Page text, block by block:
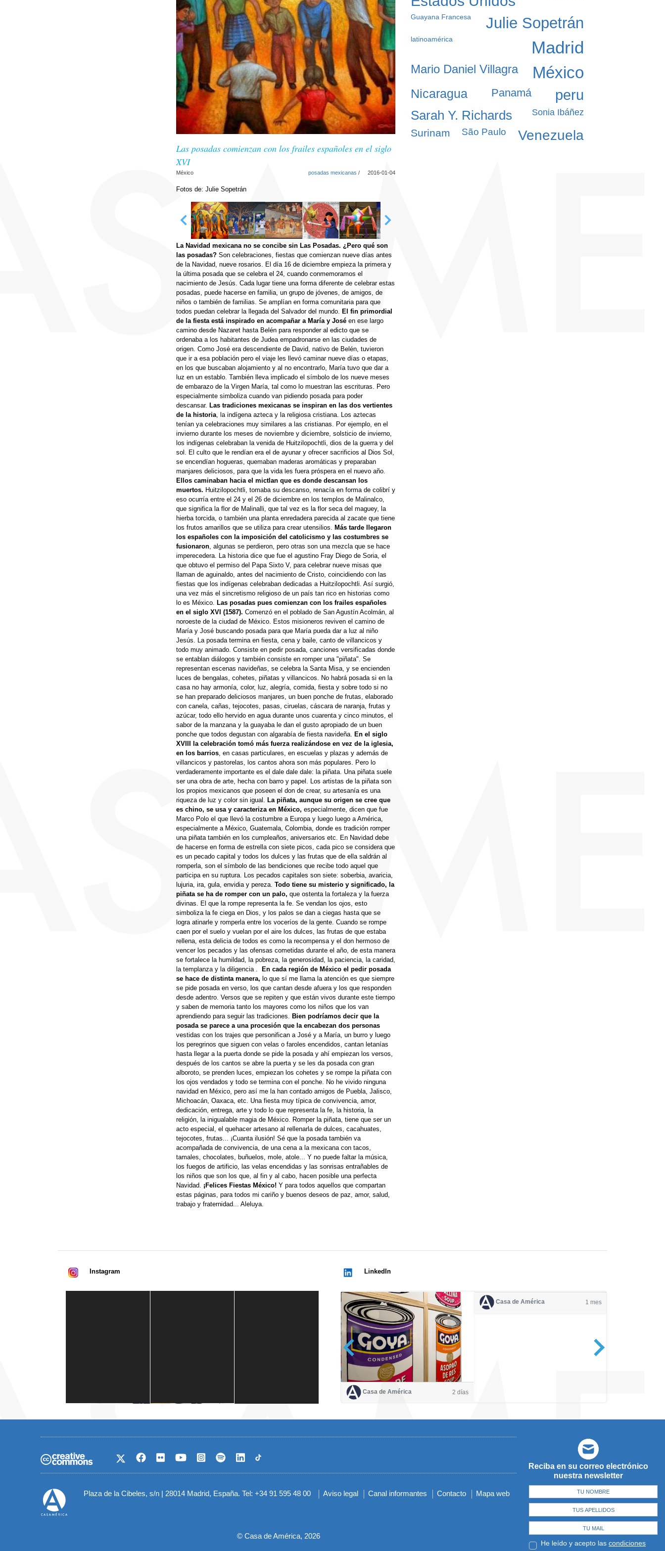
Las posadas comienzan con los frailes españoles en el siglo
XVI
México posadas mexicanas / 2016-01-04
Fotos de: Julie Sopetrán
La Navidad mexicana no se concibe sin Las Posadas. ¿Pero qué son
las posadas? Son celebraciones, fiestas que comienzan nueve días antes
de la Navidad, nueve rosarios. El día 16 de diciembre empieza la primera y
la última posada que se celebra el 24, cuando conmemoramos el
nacimiento de Jesús. Cada lugar tiene una forma diferente de celebrar estas
posadas, puede hacerse en familia, un grupo de jóvenes, de amigos, de
niños o también de familias. Se amplían en forma comunitaria para que
todos puedan celebrar la llegada del Salvador del mundo. El fin primordial
de la fiesta está inspirado en acompañar a María y José en ese largo
camino desde Nazaret hasta Belén para responder al edicto que se
ordenaba a los habitantes de Judea empadronarse en las ciudades de
origen. Como José era descendiente de David, nativo de Belén, tuvieron
que ir a esa población pero el viaje les llevó caminar nueve días o etapas,
en los que buscaban alojamiento y al no encontrarlo, María tuvo que dar a
luz en un establo. También lleva implicado el símbolo de los nueve meses
de embarazo de la Virgen María, tal como lo muestran las escrituras. Pero
especialmente simboliza cuando van pidiendo posada para poder
descansar. Las tradiciones mexicanas se inspiran en las dos vertientes
de la historia, la indígena azteca y la religiosa cristiana. Los aztecas
tenían ya celebraciones muy similares a las cristianas. Por ejemplo, en el
invierno durante los meses de noviembre y diciembre, solsticio de invierno,
los indígenas celebraban la venida de Huitzilopochtli, dios de la guerra y del
sol. El culto que le rendían era el de ayunar y ofrecer sacrificios al Dios Sol,
se encendían hogueras, quemaban maderas aromáticas y preparaban
manjares deliciosos, para que la vida les fuera próspera en el nuevo año.
Ellos caminaban hacia el mictlan que es donde descansan los
muertos. Huitzilopochtli, tomaba su descanso, renacía en forma de colibrí y
eso ocurría entre el 24 y el 26 de diciembre en los templos de Malinalco,
que significa la flor de Malinalli, que tal vez es la flor seca del maguey, la
hierba torcida, o también una planta enredadera parecida al zacate que tiene
los frutos amarillos que se utiliza para crear utensilios. Más tarde llegaron
los españoles con la imposición del catolicismo y las costumbres se
fusionaron, algunas se perdieron, pero otras son una mezcla que se hace
imperecedera. La historia dice que fue el agustino Fray Diego de Soria, el
que obtuvo el permiso del Papa Sixto V, para celebrar nueve misas que
llaman de aguinaldo, antes del nacimiento de Cristo, coincidiendo con las
fiestas que los indígenas celebraban dedicadas a Huitzilopochtli. Así surgió,
una vez más el sincretismo religioso de un país tan rico en historias como
lo es México. Las posadas pues comienzan con los frailes españoles
en el siglo XVI (1587). Comenzó en el poblado de San Agustín Acolmán, al
noroeste de la ciudad de México. Estos misioneros reviven el camino de
María y José buscando posada para que María pueda dar a luz al niño
Jesús. La posada termina en fiesta, cena y baile, canto de villancicos y
todo muy animado. Consiste en pedir posada, canciones versificadas donde
se entablan diálogos y también consiste en romper una "piñata". Se
representan escenas navideñas, se celebra la Santa Misa, y se encienden
luces de bengalas, cohetes, piñatas y villancicos. No habrá posada si en la
casa no hay armonía, color, luz, alegría, comida, fiesta y sobre todo si no
se han preparado deliciosos manjares, un buen ponche de frutas, elaborado
con canela, cañas, tejocotes, pasas, ciruelas, cáscara de naranja, frutas y
azúcar, todo ello hervido en agua durante unos cuarenta y cinco minutos, el
sabor de la manzana y la guayaba le dan el gusto apropiado de un buen
ponche que todos degustan con algarabía de fiesta navideña. En el siglo
XVIII la celebración tomó más fuerza realizándose en vez de la iglesia,
en los barrios, en casas particulares, en escuelas y plazas y además de
villancicos y pastorelas, los cantos ahora son más populares. Pero lo
verdaderamente importante es el dale dale dale: la piñata. Una piñata suele
ser una obra de arte, hecha con barro y papel. Los artistas de la piñata son
los propios mexicanos que poseen el don de crear, su artesanía es una
riqueza de luz y color sin igual. La piñata, aunque su origen se cree que
es chino, se usa y caracteriza en México, especialmente, dicen que fue
Marco Polo el que llevó la costumbre a Europa y luego luego a América,
especialmente a México, Guatemala, Colombia, donde es tradición romper
una piñata también en los cumpleaños, aniversarios etc. En Navidad debe
de hacerse en forma de estrella con siete picos, cada pico se considera que
es un pecado capital y todos los dulces y las frutas que de ella saldrán al
romperla, son el símbolo de las bendiciones que recibe todo aquel que
participa en su ruptura. Los pecados capitales son siete: soberbia, avaricia,
lujuria, ira, gula, envidia y pereza. Todo tiene su misterio y significado, la
piñata se ha de romper con un palo, que ostenta la fortaleza y la fuerza
divinas. El que la rompe representa la fe. Se vendan los ojos, esto
simboliza la fe ciega en Dios, y los palos se dan a ciegas hasta que se
logra atinarle y romperla entre los voceríos de la gente. Cuando se rompe
caen por el suelo y vuelan por el aire los dulces, las frutas de que estaba
rellena, esta delicia de todos es como la recompensa y el don hermoso de
vencer los pecados y las ofensas cometidas durante el año, de esta manera
se fortalece la humildad, la pobreza, la generosidad, la paciencia, la caridad,
la templanza y la diligencia .
En cada región de México el pedir posada
se hace de distinta manera, lo que sí me llama la atención es que siempre
se pide posada en verso, los que cantan desde afuera y los que responden
desde adentro. Versos que se repiten y que están vivos durante este tiempo
y saben de memoria tanto los mayores como los niños que los van
aprendiendo para seguir las tradiciones. Bien podríamos decir que la
posada se parece a una procesión que la encabezan dos personas
vestidas con los trajes que personifican a José y a María, un burro y luego
los peregrinos que siguen con velas o faroles encendidos, cantan letanías
hasta llegar a la puerta donde se pide la posada y ahí empiezan los versos,
después de los cantos se abre la puerta y se les da posada con gran
alboroto, se prenden luces, empiezan los cohetes y se rompe la piñata con
los ojos vendados y todo se termina con el ponche. No he vivido ninguna
navidad en México, pero así me la han contado amigos de Puebla, Jalisco,
Michoacán, Oaxaca, etc. Una fiesta muy típica de convivencia, amor,
dedicación, entrega, arte y todo lo que representa la fe, la historia, la
religión, la inigualable magia de México. Romper la piñata, tiene que ser un
acto especial, el quehacer artesano al rellenarla de dulces, cacahuates,
tejocotes, frutas... ¡Cuanta ilusión! Sé que la posada también va
acompañada de convivencia, de una cena a la mexicana con tacos,
tamales, chocolates, buñuelos, mole, atole... Y no puede faltar la música,
los fuegos de artificio, las velas encendidas y las sonrisas entrañables de
los niños que son los que, al fin y al cabo, hacen posible una perfecta
Navidad. ¡Felices Fiestas México! Y para todos aquellos que compartan
estas páginas, para todos mi cariño y buenos deseos de paz, amor, salud,
trabajo y fraternidad... Aleluya.
Guayana Francesa Julie Sopetrán
latinoamérica Madrid
Mario Daniel Villagra México
Nicaragua Panamá peru
Sarah Y. Richards Sonia Ibáñez
Surinam São Paulo Venezuela
Instagram LinkedIn
Casa de América 2 días
Casa de América 1 mes
Reciba en su correo electrónico
nuestra newsletter
He leído y acepto las condiciones
Plaza de la Cibeles, s/n | 28014 Madrid, España. Tel: +34 91 595 48 00
Menú
pie
Aviso legal Canal informantes Contacto Mapa web
© Casa de América, 2026